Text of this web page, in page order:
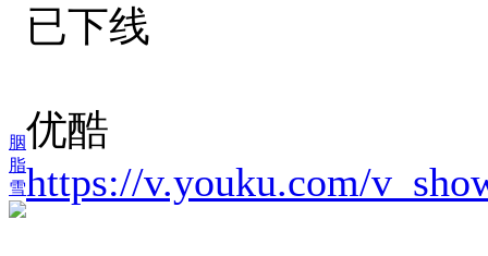
胭
脂
雪
已下线
优酷
https://v.youku.com/